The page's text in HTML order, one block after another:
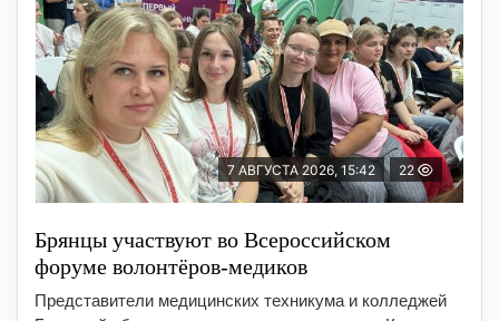
7 АВГУСТА 2026, 15:42 22
Брянцы участвуют во Всероссийском
форуме волонтёров-медиков
Представители медицинских техникума и колледжей